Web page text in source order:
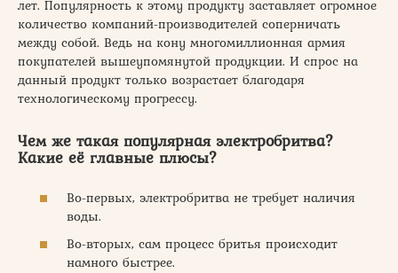
лет. Популярность к этому продукту заставляет огромное
количество компаний-производителей соперничать
между собой. Ведь на кону многомиллионная армия
покупателей вышеупомянутой продукции. И спрос на
данный продукт только возрастает благодаря
технологическому прогрессу.
Чем же такая популярная электробритва?
Какие её главные плюсы?
Во-первых, электробритва не требует наличия
воды.
Во-вторых, сам процесс бритья происходит
намного быстрее.